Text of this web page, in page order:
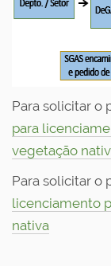
Para solicitar o
para
vegetação
Para solicitar o
licenciamento
nativa